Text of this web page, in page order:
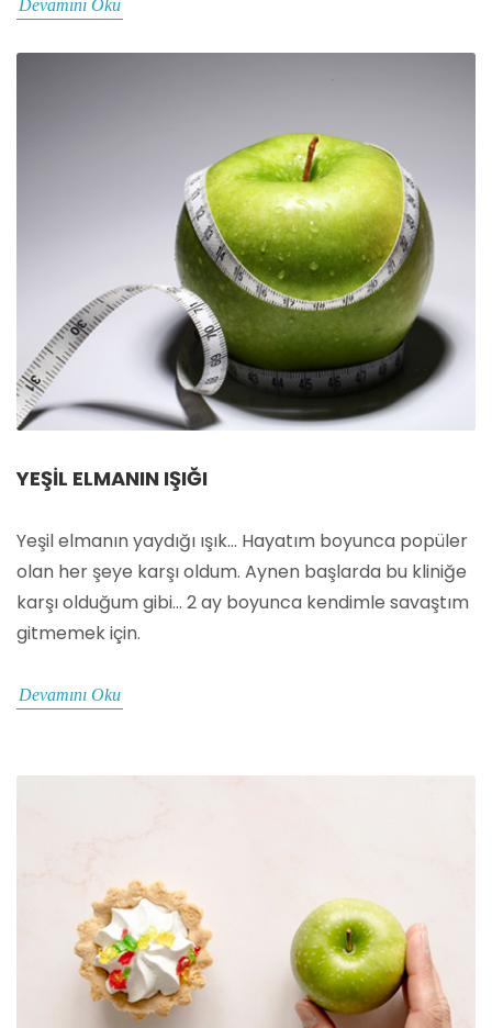
Devamını Oku
YEŞIL ELMANIN IŞIĞI
Yeşil elmanın yaydığı ışık… Hayatım boyunca popüler
olan her şeye karşı oldum. Aynen başlarda bu kliniğe
karşı olduğum gibi... 2 ay boyunca kendimle savaştım
gitmemek için.
Devamını Oku